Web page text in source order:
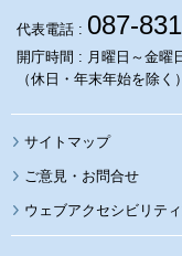
代表電話 : 087-
開庁時間 : 月曜日～金曜
（休日・年末年始を除く）
サイトマップ
ウェブアクセシビリテ